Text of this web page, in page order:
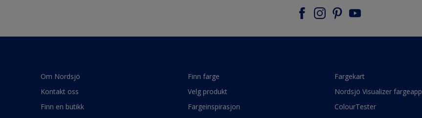
Om Nordsjö
Kontakt oss
Finn en butikk
Finn farge
Velg produkt
Fargeinspirasjon
Fargekart
Nordsjö Visualizer fargeapp
ColourTester